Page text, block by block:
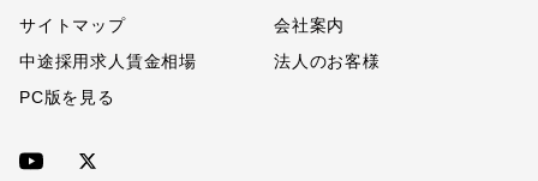
サイトマップ
会社案内
中途採用求人賃金相場
法人のお客様
PC版を見る